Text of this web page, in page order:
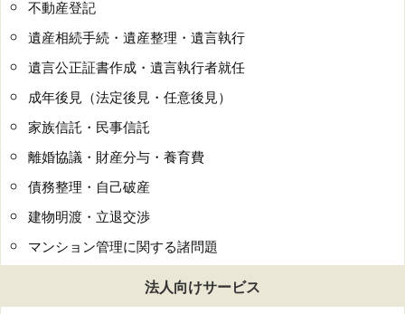
不動産登記
遺産相続手続・遺産整理・遺言執行
遺言公正証書作成・遺言執行者就任
成年後見（法定後見・任意後見）
家族信託・民事信託
離婚協議・財産分与・養育費
債務整理・自己破産
建物明渡・立退交渉
マンション管理に関する諸問題
法人向けサービス